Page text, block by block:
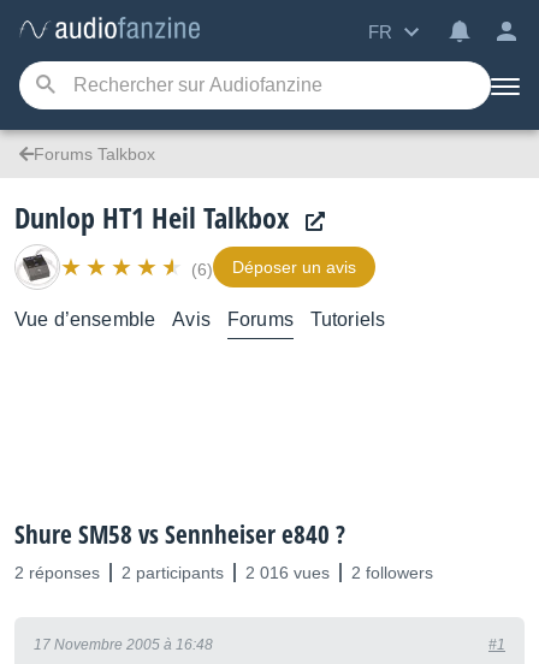
FR
Forums Talkbox
Dunlop HT1 Heil Talkbox
(6) Déposer un avis
Vue d’ensemble Avis Forums Tutoriels
Shure SM58 vs Sennheiser e840 ?
2 réponses 2 participants 2 016 vues 2 followers
17 Novembre 2005 à 16:48 #1